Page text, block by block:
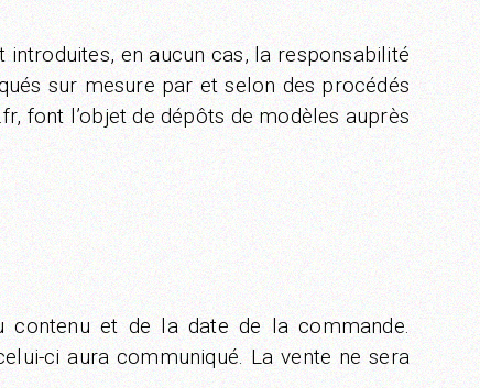
en aucun cas, la responsabilité
sur mesure par et selon des procédés
font l’objet de dépôts de modèles auprès
contenu et de la date de la commande.
ci aura communiqué. La vente ne sera